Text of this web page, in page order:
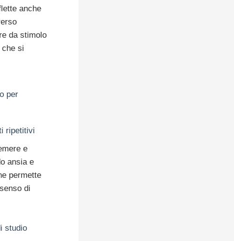
anche
da stimolo
che si
per
ripetitivi
e
ansia e
permette
di
studio